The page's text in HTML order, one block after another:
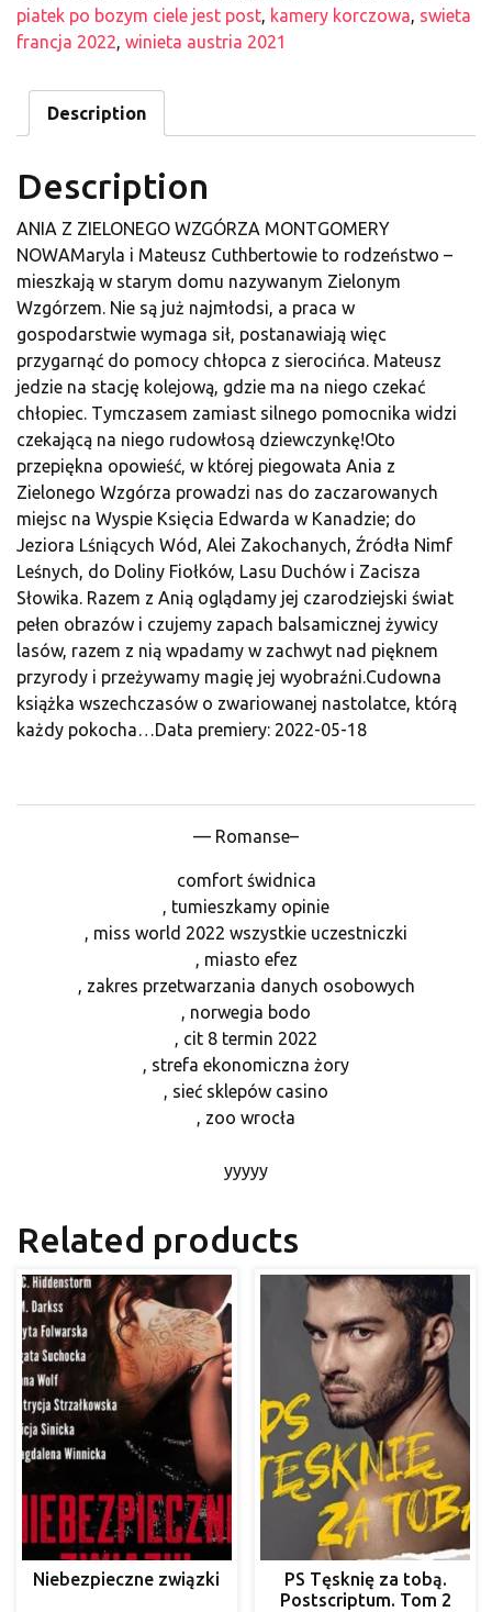
piatek po bozym ciele jest post, kamery korczowa, swieta
francja 2022, winieta austria 2021
Description
Description
ANIA Z ZIELONEGO WZGÓRZA MONTGOMERY
NOWAMaryla i Mateusz Cuthbertowie to rodzeństwo –
mieszkają w starym domu nazywanym Zielonym
Wzgórzem. Nie są już najmłodsi, a praca w
gospodarstwie wymaga sił, postanawiają więc
przygarnąć do pomocy chłopca z sierocińca. Mateusz
jedzie na stację kolejową, gdzie ma na niego czekać
chłopiec. Tymczasem zamiast silnego pomocnika widzi
czekającą na niego rudowłosą dziewczynkę!Oto
przepiękna opowieść, w której piegowata Ania z
Zielonego Wzgórza prowadzi nas do zaczarowanych
miejsc na Wyspie Księcia Edwarda w Kanadzie; do
Jeziora Lśniących Wód, Alei Zakochanych, Źródła Nimf
Leśnych, do Doliny Fiołków, Lasu Duchów i Zacisza
Słowika. Razem z Anią oglądamy jej czarodziejski świat
pełen obrazów i czujemy zapach balsamicznej żywicy
lasów, razem z nią wpadamy w zachwyt nad pięknem
przyrody i przeżywamy magię jej wyobraźni.Cudowna
książka wszechczasów o zwariowanej nastolatce, którą
każdy pokocha…Data premiery: 2022-05-18
— Romanse–
comfort świdnica
, tumieszkamy opinie
, miss world 2022 wszystkie uczestniczki
, miasto efez
, zakres przetwarzania danych osobowych
, norwegia bodo
, cit 8 termin 2022
, strefa ekonomiczna żory
, sieć sklepów casino
, zoo wrocła
yyyyy
Related products
Niebezpieczne związki
PS Tęsknię za tobą.
Postscriptum. Tom 2